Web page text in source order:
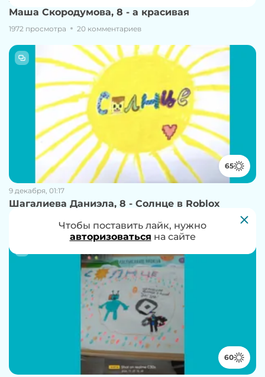
Маша Скородумова, 8 - а красивая
1972 просмотра 20 комментариев
65
9 декабря, 01:17
Шагалиева Даниэла, 8 - Солнце в Roblox
1407 просмотров
60
Чтобы проголосовать за работу, нужно
авторизоваться на сайте
Чтобы поставить лайк, нужно
авторизоваться на сайте